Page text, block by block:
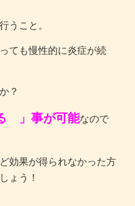
うこと。
ても慢性的に炎症が続
？
」事が可能なので
効果が得られなかった方
ょう！